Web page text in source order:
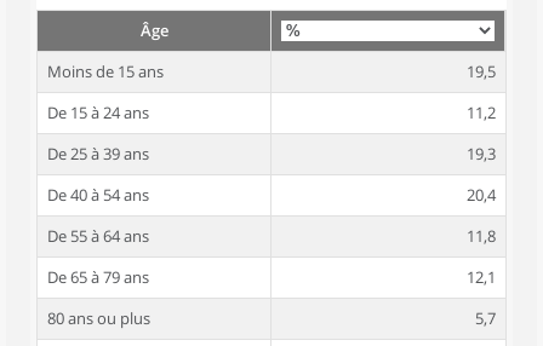
Âge
Moins de 15 ans
19,5
De 15 à 24 ans
11,2
De 25 à 39 ans
19,3
De 40 à 54 ans
20,4
De 55 à 64 ans
11,8
De 65 à 79 ans
12,1
80 ans ou plus
5,7